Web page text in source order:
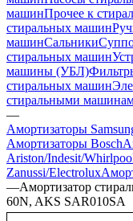
машинПрочее к
стиральных машин
машинСальники
стиральных машин
машины (УБЛ)
стиральных машин
стиральными
—
Амортизаторы
Амортизаторы Bosch
Ariston/Indesit/
Zanussi/Electrolux
—Амортизатор
60N, AKS SAR010SA